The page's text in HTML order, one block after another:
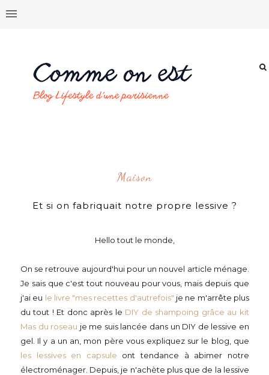
Maison
Et si on fabriquait notre propre lessive ?
Hello tout le monde,
On se retrouve aujourd'hui pour un nouvel article ménage.
Je sais que c'est tout nouveau pour vous, mais depuis que
j'ai eu le livre "mes recettes d'autrefois" je ne m'arrête plus
du tout ! Et donc après le DIY de shampoing grâce au kit
Mas du roseau je me suis lancée dans un DIY de lessive en
gel. Il y a un an, mon père vous expliquez sur le blog, que
les lessives en capsule ont tendance à abimer notre
électroménager. Depuis, je n'achète plus que de la lessive